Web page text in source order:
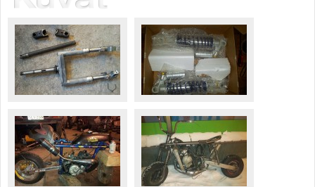
Säännöt ja ohjeet
Uudet ajoneuvot
Uudet kuvat
Uudet videot
Uudet kommentit
MYYDÄÄN
Ohjeet
Ajoneuvot
Osat
TIETOPANKKI